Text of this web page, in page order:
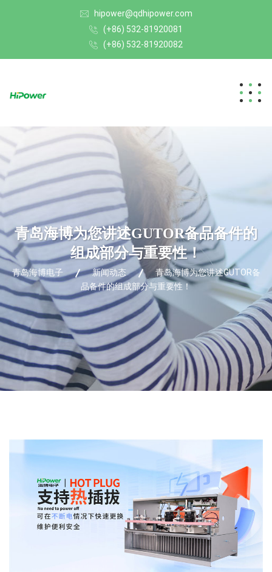
hipower@qdhipower.com
(+86) 532-81920081
(+86) 532-81920082
青岛海博为您讲述GUTOR备品备件的
组成部分与重要性！
青岛海博电子 新闻动态
青岛海博为您讲述GUTOR备
品备件的组成部分与重要性！